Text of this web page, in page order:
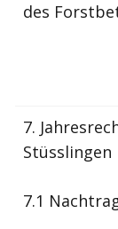
des
7.
Stüsslingen
7.1